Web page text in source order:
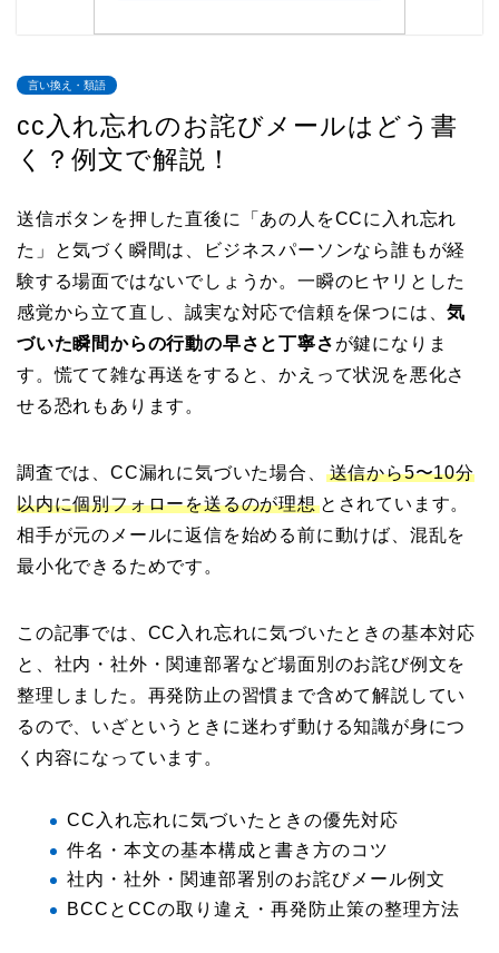
言い換え・類語
cc入れ忘れのお詫びメールはどう書
く？例文で解説！
送信ボタンを押した直後に「あの人をCCに入れ忘れ
た」と気づく瞬間は、ビジネスパーソンなら誰もが経
験する場面ではないでしょうか。一瞬のヒヤリとした
感覚から立て直し、誠実な対応で信頼を保つには、気
づいた瞬間からの行動の早さと丁寧さ が鍵になりま
す。慌てて雑な再送をすると、かえって状況を悪化さ
せる恐れもあります。
調査では、CC漏れに気づいた場合、
送信から5〜10分
以内に個別フォローを送るのが理想とされています。
相手が元のメールに返信を始める前に動けば、混乱を
最小化できるためです。
この記事では、CC入れ忘れに気づいたときの基本対応
と、社内・社外・関連部署など場面別のお詫び例文を
整理しました。再発防止の習慣まで含めて解説してい
るので、いざというときに迷わず動ける知識が身につ
く内容になっています。
CC入れ忘れに気づいたときの優先対応
件名・本文の基本構成と書き方のコツ
社内・社外・関連部署別のお詫びメール例文
BCCとCCの取り違え・再発防止策の整理方法